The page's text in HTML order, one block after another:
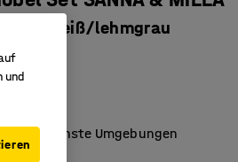
weiß/lehmgrau
Umgebungen
und